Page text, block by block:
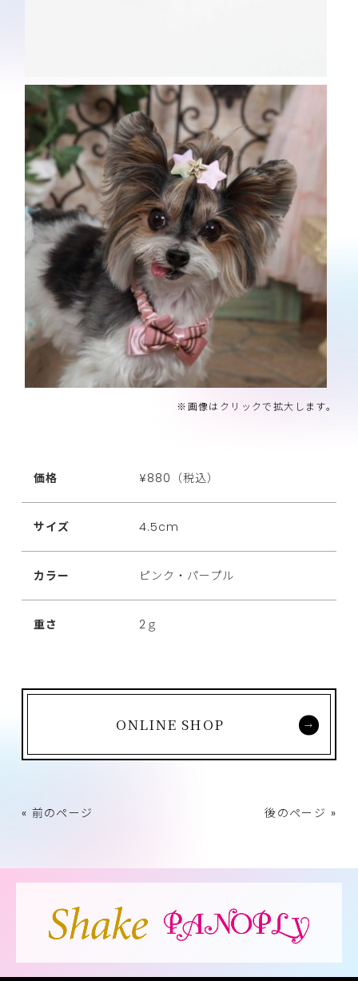
※画像はクリックで拡大します。
価格 ¥880（税込）
サイズ 4.5cm
カラー ピンク・パープル
重さ 2ｇ
ONLINE SHOP
« 前のページ 後のページ »